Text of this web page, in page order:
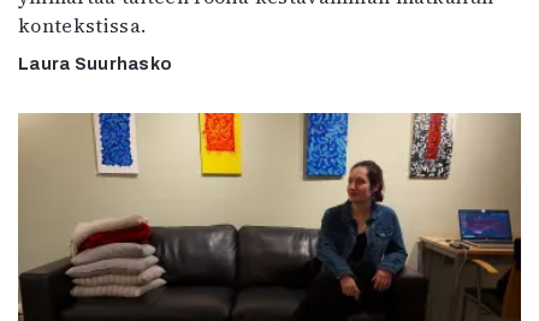
kontekstissa.
Laura Suurhasko